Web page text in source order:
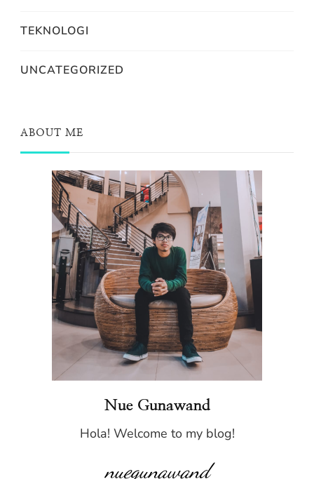
TEKNOLOGI
UNCATEGORIZED
ABOUT ME
Nue Gunawand
Hola! Welcome to my blog!
nuegunawand